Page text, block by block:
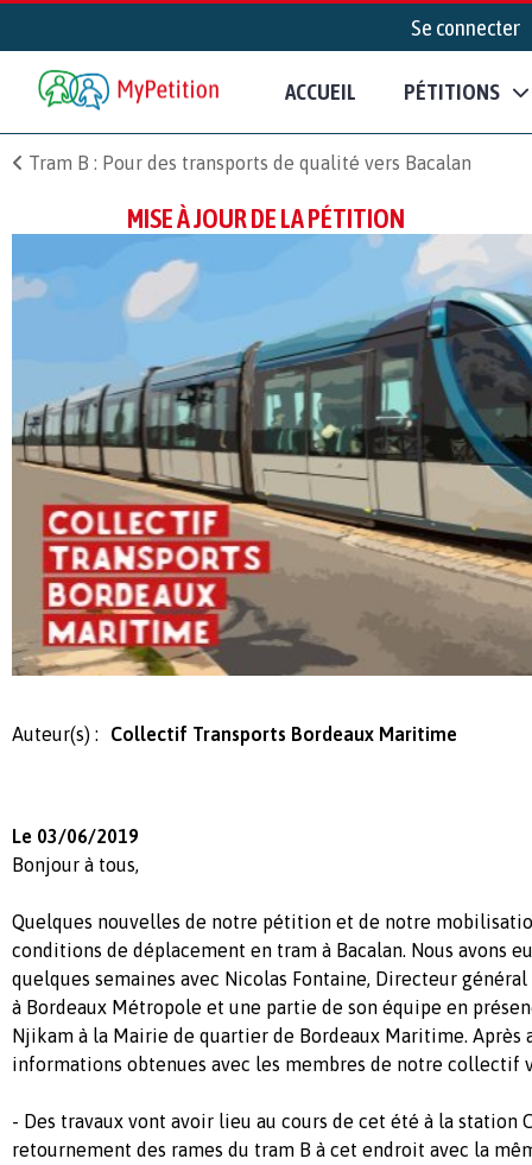
Se connecter
ACCUEIL PÉTITIONS
Tram B : Pour des transports de qualité vers Bacalan
MISE À JOUR DE LA PÉTITION
Auteur(s) : Collectif Transports Bordeaux Maritime
Le 03/06/2019
Bonjour à tous,
Quelques nouvelles de notre pétition et de notre
conditions de déplacement en tram à Bacalan. Nous avons
quelques semaines avec Nicolas Fontaine, Directeur
à Bordeaux Métropole et une partie de son équipe en
Njikam​ à la Mairie de quartier de Bordeaux Maritime. Après
informations obtenues avec les membres de notre collectif
- Des travaux vont avoir lieu au cours de cet été à la station
retournement des rames du tram B à cet endroit avec la